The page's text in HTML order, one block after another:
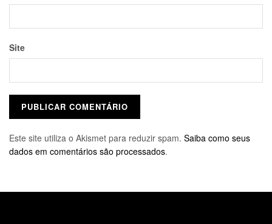
Site
Este site utiliza o Akismet para reduzir spam. Saiba como seus
dados em comentários são processados.